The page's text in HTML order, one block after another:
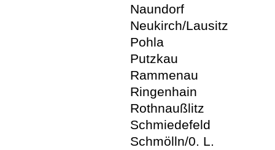
Naundorf
Neukirch/Lausitz
Pohla
Putzkau
Rammenau
Ringenhain
Rothnaußlitz
Schmiedefeld
Schmölln/0. L.